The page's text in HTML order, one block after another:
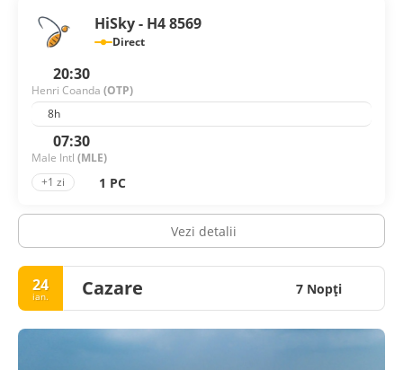
HiSky - H4 8569
Direct
20:30
Henri Coanda (OTP)
8h
07:30
Male Intl (MLE)
+1 zi
1 PC
Vezi detalii
24
ian. Cazare 7 Nopţi